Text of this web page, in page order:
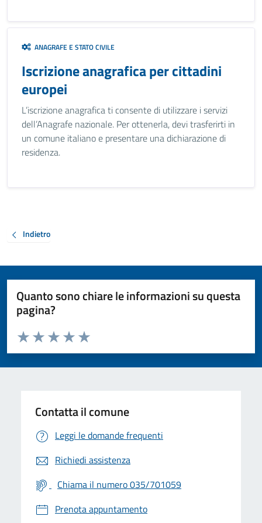
ANAGRAFE E STATO CIVILE
Iscrizione anagrafica per cittadini
europei
L’iscrizione anagrafica ti consente di utilizzare i servizi
dell’Anagrafe nazionale. Per ottenerla, devi trasferirti in
un comune italiano e presentare una dichiarazione di
residenza.
Indietro
Quanto sono chiare le informazioni su questa
pagina?
Valuta da 1 a 5 stelle la pagina
Valuta 5 stelle su 5
Valuta 4 stelle su 5
Valuta 3 stelle su 5
Valuta 2 stelle su 5
Valuta 1 stelle su 5
Contatta il comune
Leggi le domande frequenti
Richiedi assistenza
Chiama il numero 035/701059
Prenota appuntamento